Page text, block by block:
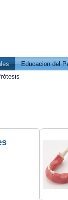
Educacion del